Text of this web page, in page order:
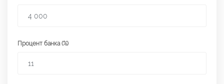
Процент банка (%)